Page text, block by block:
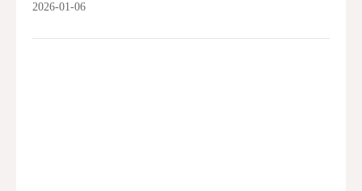
萃》，中国人民大学校史教育基地（邢台学...
2026-01-06